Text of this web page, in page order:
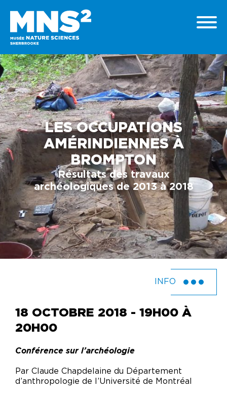
LES OCCUPATIONS
AMÉRINDIENNES À
BROMPTON
Résultats des travaux
archéologiques de 2013 à 2018
INFO
18 OCTOBRE 2018 - 19H00 À
20H00
Conférence sur l’archéologie
Par Claude Chapdelaine du Département
d’anthropologie de l’Université de Montréal